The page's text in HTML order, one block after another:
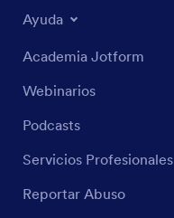
Ayuda
Academia Jotform
Webinarios
Podcasts
Servicios Profesionales
Reportar Abuso